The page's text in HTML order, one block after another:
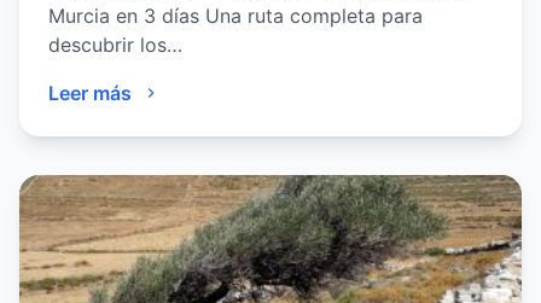
Murcia en 3 días Una ruta completa para
descubrir los…
Leer más